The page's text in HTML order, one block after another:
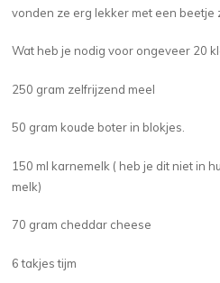
vonden ze erg lekker met een beetje
Wat heb je nodig voor ongeveer 20
250 gram zelfrijzend meel
50 gram koude boter in blokjes.
150 ml karnemelk ( heb je dit niet in
melk)
70 gram cheddar cheese
6 takjes tijm